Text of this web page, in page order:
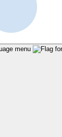
menu